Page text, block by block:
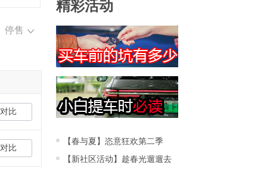
停售
对比
对比
精彩活动
【春与夏】恣意狂欢第二季
【新社区活动】趁春光遛遛去